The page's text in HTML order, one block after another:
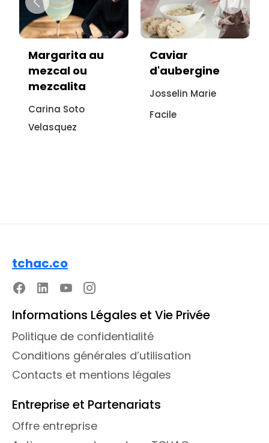
Caviar
d'aubergine
Josselin Marie
Facile
Vitello tonnato
sans viande :
recette
italienne à
l'aubergine
tchac.co
Informations Légales et Vie Privée
Politique de confidentialité
Conditions générales d’utilisation
Contacts et mentions légales
Entreprise et Partenariats
Offre entreprise